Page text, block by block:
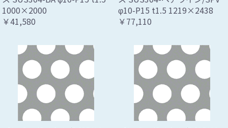
1000×2000
￥41,580
φ10-P15 t1.5 1219×2438
￥77,110